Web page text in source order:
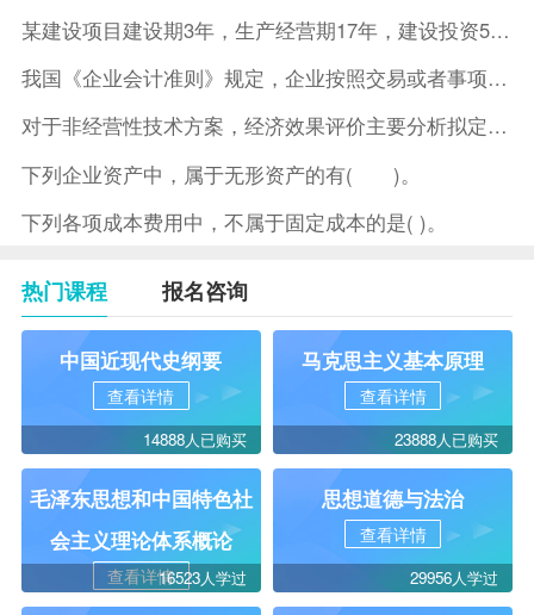
某建设项目建设期3年，生产经营期17年，建设投资5500万元
我国《企业会计准则》规定，企业按照交易或者事项的经济特征确定
对于非经营性技术方案，经济效果评价主要分析拟定方案的( )。
下列企业资产中，属于无形资产的有( )。
下列各项成本费用中，不属于固定成本的是( )。
热门课程 报名咨询
中国近现代史纲要
查看详情
14888人已购买
马克思主义基本原理
查看详情
23888人已购买
毛泽东思想和中国特色社
会主义理论体系概论
查看详情16523人学过
思想道德与法治
查看详情
29956人学过